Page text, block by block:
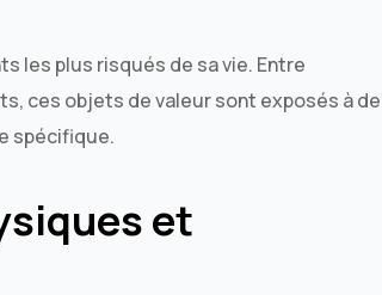
les plus risqués de sa vie. Entre
ces objets de valeur sont exposés à de
spécifique.
et